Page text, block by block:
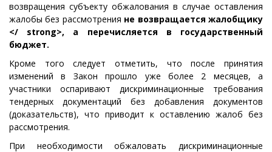
возвращения субъекту обжалования в случае оставления
жалобы без рассмотрения не возвращается жалобщику
</ strong>, а перечисляется в государственный
бюджет.
Кроме того следует отметить, что после принятия
изменений в Закон прошло уже более 2 месяцев, а
участники оспаривают дискриминационные требования
тендерных документаций без добавления документов
(доказательств), что приводит к оставлению жалоб без
рассмотрения.
При необходимости обжаловать дискриминационные